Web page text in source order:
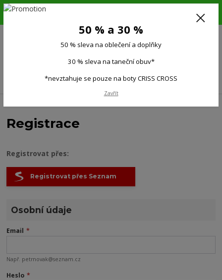
6.-16.8.26. DOVOLENÁ !!! 50 % SLEVA na všechno oblečení a doplňky !!!
(Po-Pá 9:00-15.00)
Registrace
Registrovat přes:
Registrovat přes Seznam
Osobní údaje
Email *
Např. petrnovak@seznam.cz
Heslo *
50 % a 30 %
50 % sleva na oblečení a doplňky
30 % sleva na taneční obuv*
*nevztahuje se pouze na boty CRISS CROSS
Zavřít